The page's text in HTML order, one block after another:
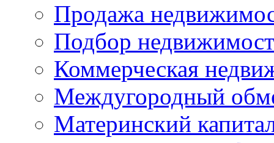
Продажа
Подбор
Коммерческая
Междугородный
Материнский